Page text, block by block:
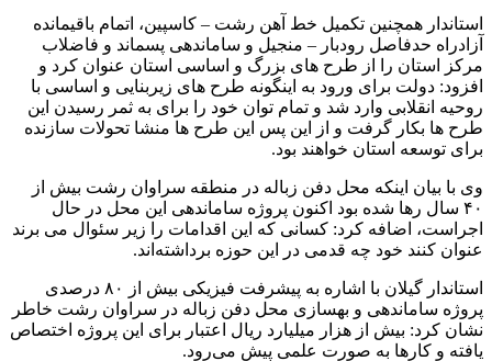
استاندار همچنین تکمیل خط آهن رشت – کاسپین، اتمام باقیمانده
آزادراه حدفاصل رودبار – منجیل و ساماندهی پسماند و فاضلاب
مرکز استان را از طرح های بزرگ و اساسی استان عنوان کرد و
افزود: دولت برای ورود به اینگونه طرح های زیربنایی و اساسی با
روحیه انقلابی وارد شد و تمام توان خود را برای به ثمر رسیدن این
طرح ها بکار گرفت و از این پس این طرح ها منشا تحولات سازنده
برای توسعه استان خواهند بود.
وی با بیان اینکه محل دفن زباله در منطقه سراوان رشت بیش از
۴۰ سال رها شده بود اکنون پروژه ساماندهی این محل در حال
اجراست، اضافه کرد: کسانی که این اقدامات را زیر سئوال می برند
عنوان کنند خود چه قدمی در این حوزه برداشته‌اند.
استاندار گیلان با اشاره به پیشرفت فیزیکی بیش از ۸۰ درصدی
پروژه ساماندهی و بهسازی محل دفن زباله در سراوان رشت خاطر
نشان کرد: بیش از هزار میلیارد ریال اعتبار برای این پروژه اختصاص
یافته و کارها به صورت علمی پیش می‌رود.